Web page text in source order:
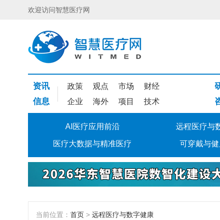
欢迎访问智慧医疗网
资讯 政策 观点 市场 财经
信息 企业 海外 项目 技术
AI医疗应用前沿 远程医疗与
医疗大数据与精准医疗 可穿戴与
当前位置： 首页 > 远程医疗与数字健康